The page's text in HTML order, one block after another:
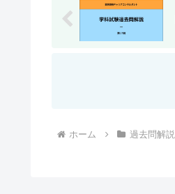
ホーム 過去問解説